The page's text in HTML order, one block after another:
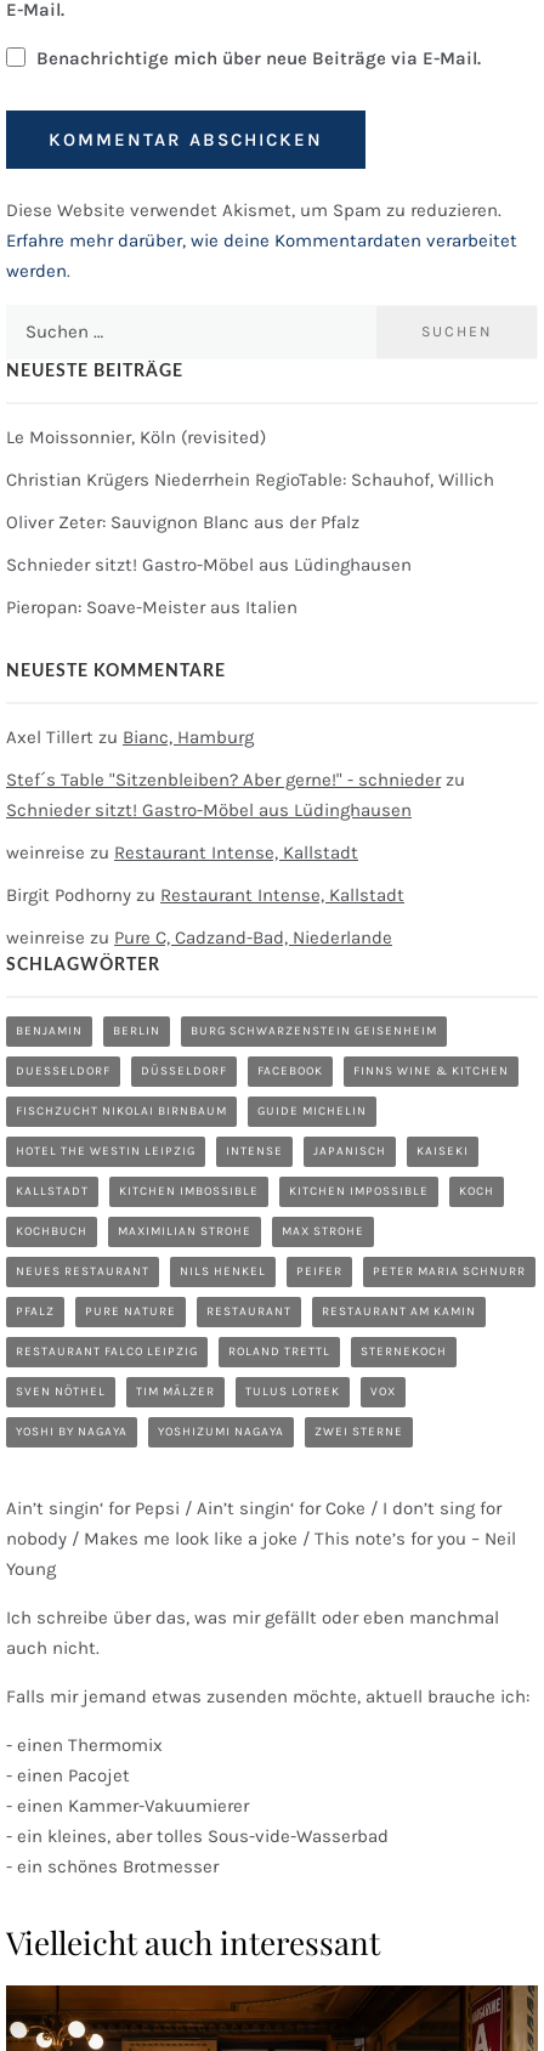
E-Mail.
Benachrichtige mich über neue Beiträge via E-Mail.
Diese Website verwendet Akismet, um Spam zu reduzieren.
Erfahre mehr darüber, wie deine Kommentardaten verarbeitet
werden.
NEUESTE BEITRÄGE
Le Moissonnier, Köln (revisited)
Christian Krügers Niederrhein RegioTable: Schauhof, Willich
Oliver Zeter: Sauvignon Blanc aus der Pfalz
Schnieder sitzt! Gastro-Möbel aus Lüdinghausen
Pieropan: Soave-Meister aus Italien
NEUESTE KOMMENTARE
Axel Tillert zu Bianc, Hamburg
Stef´s Table "Sitzenbleiben? Aber gerne!" - schniederzu
Schnieder sitzt! Gastro-Möbel aus Lüdinghausen
weinreise zu Restaurant Intense, Kallstadt
Birgit Podhorny zu Restaurant Intense, Kallstadt
weinreise zu Pure C, Cadzand-Bad, Niederlande
SCHLAGWÖRTER
BENJAMIN BERLIN BURG SCHWARZENSTEIN GEISENHEIM
DUESSELDORF DÜSSELDORF FACEBOOK FINNS WINE & KITCHEN
FISCHZUCHT NIKOLAI BIRNBAUM GUIDE MICHELIN
HOTEL THE WESTIN LEIPZIG INTENSE JAPANISCH KAISEKI
KALLSTADT KITCHEN IMBOSSIBLE KITCHEN IMPOSSIBLE KOCH
KOCHBUCH MAXIMILIAN STROHE MAX STROHE
NEUES RESTAURANT NILS HENKEL PEIFER PETER MARIA SCHNURR
PFALZ PURE NATURE RESTAURANT RESTAURANT AM KAMIN
RESTAURANT FALCO LEIPZIG ROLAND TRETTL STERNEKOCH
SVEN NÖTHEL TIM MÄLZER TULUS LOTREK VOX
YOSHI BY NAGAYA YOSHIZUMI NAGAYA ZWEI STERNE
Ain’t singin‘ for Pepsi / Ain’t singin‘ for Coke / I don’t sing for
nobody / Makes me look like a joke / This note’s for you – Neil
Young
Ich schreibe über das, was mir gefällt oder eben manchmal
auch nicht.
Falls mir jemand etwas zusenden möchte, aktuell brauche ich:
- einen Thermomix
- einen Pacojet
- einen Kammer-Vakuumierer
- ein kleines, aber tolles Sous-vide-Wasserbad
- ein schönes Brotmesser
Vielleicht auch interessant